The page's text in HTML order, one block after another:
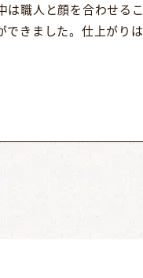
は職人と顔を合わせるこ
できました。仕上がりは